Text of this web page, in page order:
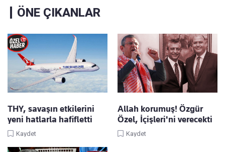
ÖNE ÇIKANLAR
THY, savaşın etkilerini
yeni hatlarla hafifletti
Kaydet
Allah korumuş! Özgür
Özel, İçişleri'ni verecekti
Kaydet